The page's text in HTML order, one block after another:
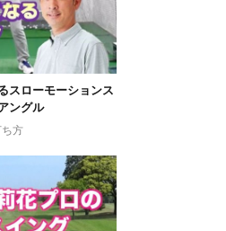
スローモーションス
ングル
方